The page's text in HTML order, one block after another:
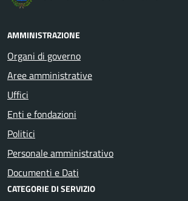
AMMINISTRAZIONE
Organi di governo
Aree amministrative
Uffici
Enti e fondazioni
Politici
Personale amministrativo
Documenti e Dati
CATEGORIE DI SERVIZIO